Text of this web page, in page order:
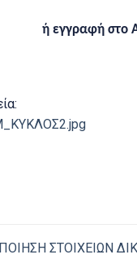
ή εγγραφή στο
ΣΤΟΙΧΕΙΩΝ